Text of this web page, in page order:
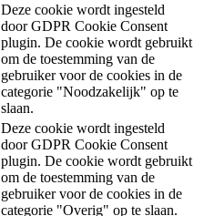
Deze cookie wordt ingesteld
door GDPR Cookie Consent
plugin. De cookie wordt gebruikt
om de toestemming van de
gebruiker voor de cookies in de
categorie "Noodzakelijk" op te
slaan.
Deze cookie wordt ingesteld
door GDPR Cookie Consent
plugin. De cookie wordt gebruikt
om de toestemming van de
gebruiker voor de cookies in de
categorie "Overig" op te slaan.